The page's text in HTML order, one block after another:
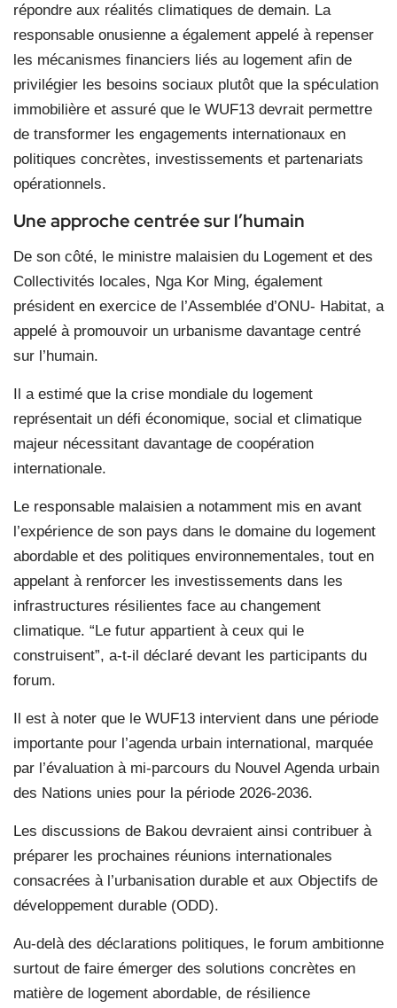
répondre aux réalités climatiques de demain. La
responsable onusienne a également appelé à repenser
les mécanismes financiers liés au logement afin de
privilégier les besoins sociaux plutôt que la spéculation
immobilière et assuré que le WUF13 devrait permettre
de transformer les engagements internationaux en
politiques concrètes, investissements et partenariats
opérationnels.
Une approche centrée sur l’humain
De son côté, le ministre malaisien du Logement et des
Collectivités locales, Nga Kor Ming, également
président en exercice de l’Assemblée d’ONU- Habitat, a
appelé à promouvoir un urbanisme davantage centré
sur l’humain.
Il a estimé que la crise mondiale du logement
représentait un défi économique, social et climatique
majeur nécessitant davantage de coopération
internationale.
Le responsable malaisien a notamment mis en avant
l’expérience de son pays dans le domaine du logement
abordable et des politiques environnementales, tout en
appelant à renforcer les investissements dans les
infrastructures résilientes face au changement
climatique. “Le futur appartient à ceux qui le
construisent”, a-t-il déclaré devant les participants du
forum.
Il est à noter que le WUF13 intervient dans une période
importante pour l’agenda urbain international, marquée
par l’évaluation à mi-parcours du Nouvel Agenda urbain
des Nations unies pour la période 2026-2036.
Les discussions de Bakou devraient ainsi contribuer à
préparer les prochaines réunions internationales
consacrées à l’urbanisation durable et aux Objectifs de
développement durable (ODD).
Au-delà des déclarations politiques, le forum ambitionne
surtout de faire émerger des solutions concrètes en
matière de logement abordable, de résilience